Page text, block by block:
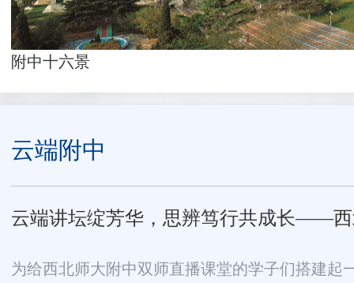
附中十六景
云端附中
云端讲坛绽芳华，思辨笃行共成长——西
为给西北师大附中双师直播课堂的学子们搭建起